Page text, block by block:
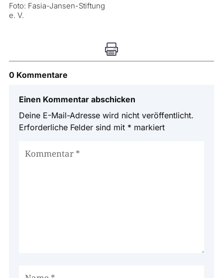
Foto: Fasia-Jansen-Stiftung
e. V.

0 Kommentare
Einen Kommentar abschicken
Deine E-Mail-Adresse wird nicht veröffentlicht.
Erforderliche Felder sind mit * markiert